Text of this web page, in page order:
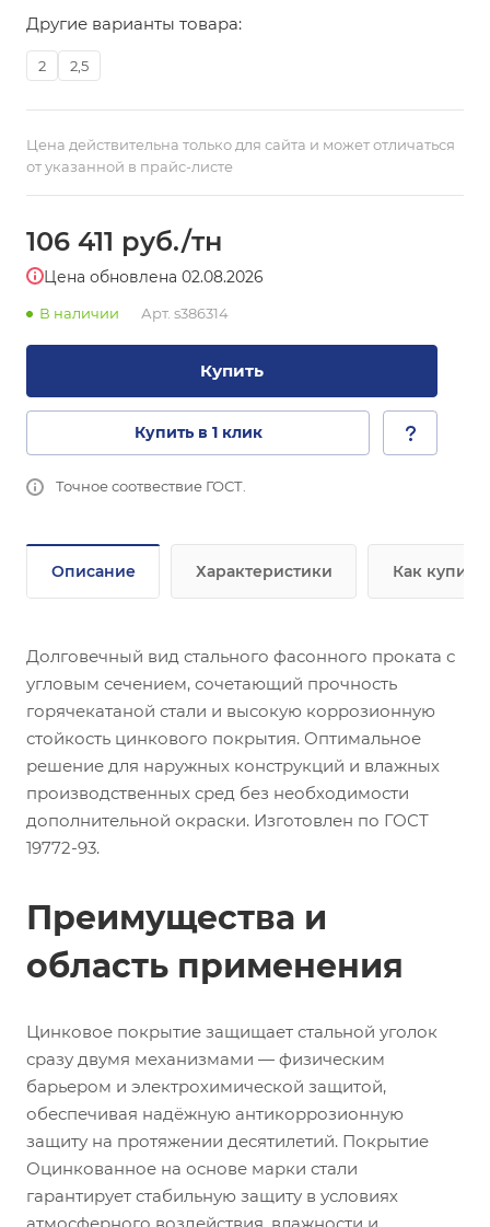
Другие варианты товара:
2 2,5
Цена действительна только для сайта и может отличаться
от указанной в прайс-листе
106 411 руб./тн
Цена обновлена 02.08.2026
В наличии Арт. s386314
Купить
Купить в 1 клик
Точное соотвествие ГОСТ.
Описание Характеристики Как купить
Долговечный вид стального фасонного проката с
угловым сечением, сочетающий прочность
горячекатаной стали и высокую коррозионную
стойкость цинкового покрытия. Оптимальное
решение для наружных конструкций и влажных
производственных сред без необходимости
дополнительной окраски. Изготовлен по ГОСТ
19772-93.
Преимущества и
область применения
Цинковое покрытие защищает стальной уголок
сразу двумя механизмами — физическим
барьером и электрохимической защитой,
обеспечивая надёжную антикоррозионную
защиту на протяжении десятилетий. Покрытие
Оцинкованное на основе марки стали
гарантирует стабильную защиту в условиях